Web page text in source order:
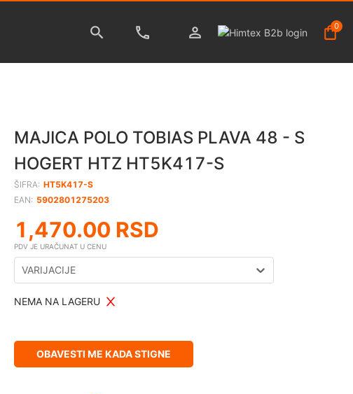
0
MAJICA POLO TOBIAS PLAVA 48 - S
HOGERT HTZ HT5K417-S
ŠIFRA: HT5K417-S
EAN: 5902801275203
1,470.00 RSD
PDV JE URAČUNAT U CENU
VARIJACIJE
NEMA NA LAGERU
OBAVESTI ME KADA STIGNE